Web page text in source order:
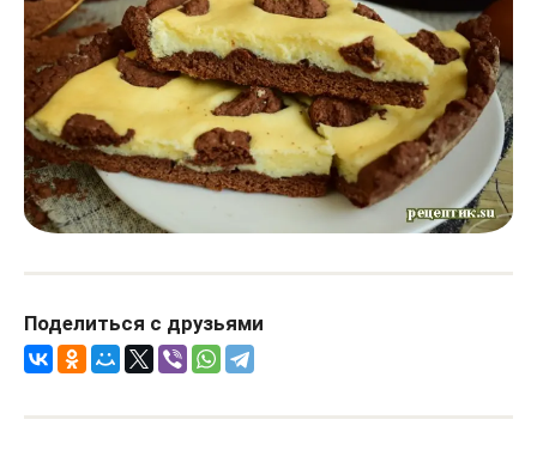
Поделиться с друзьями